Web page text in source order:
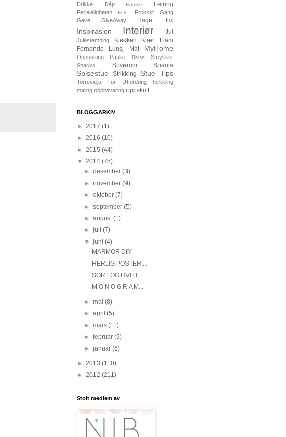
Drikke Dåp Familie Feiring
Ferieleilgheten Foto Frokost
Gang
Gave
GiveAway Hage Hus
Inspirasjon Interiør Jul
Julestemning Kjøkken Klær
Liam
Fernando
Lunsj Mat MyHome
Oppussing Påske Reise
Smykker
Snacks
Soverom Spania
Spisestue Strikking Stue Tips
Torrevieja Tur Utfordring
hekkling
maling oppbevaring oppskrift
BLOGGARKIV
► 2017 (1)
► 2016 (10)
► 2015 (44)
▼ 2014 (75)
►desember(3)
►november(9)
►oktober(7)
►september(5)
►august(1)
►juli(7)
▼juni(4)
MARMOR DIY
HERLIG POSTER....
SORT OG HVITT...
M O N O G R A M...
►mai(8)
►april(5)
►mars(11)
►februar(9)
►januar(6)
► 2013 (110)
► 2012 (211)
Stolt medlem av